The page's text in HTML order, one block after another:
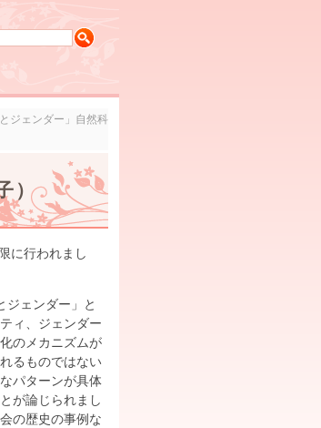
ジェンダー」自然科
）
に行われまし
ェンダー」と
ィ、ジェンダー
のメカニズムが
るものではない
パターンが具体
が論じられまし
の歴史の事例な